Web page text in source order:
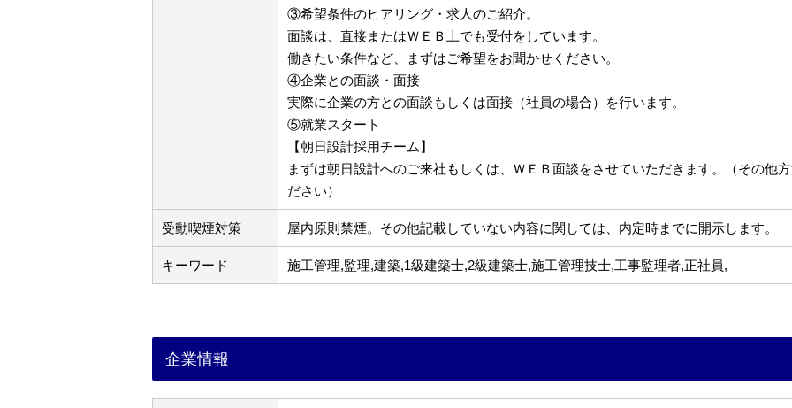
③希望条件のヒアリング・求人のご紹介。
面談は、直接またはＷＥＢ上でも受付をしています。
働きたい条件など、まずはご希望をお聞かせください。
④企業との面談・面接
実際に企業の方との面談もしくは面接（社員の場合）を行います。
⑤就業スタート
【朝日設計採用チーム】
まずは朝日設計へのご来社もしくは、ＷＥＢ面談をさせていただきます。（その他
ださい）
受動喫煙対策 屋内原則禁煙。その他記載していない内容に関しては、内定時までに開示します。
キーワード 施工管理,監理,建築,1級建築士,2級建築士,施工管理技士,工事監理者,正社員,
企業情報